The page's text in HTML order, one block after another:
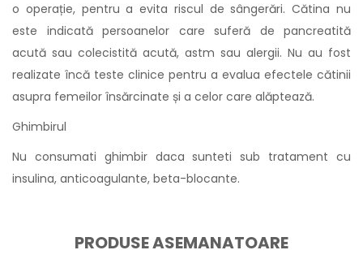
o operație, pentru a evita riscul de sângerări. Cătina nu
este indicată persoanelor care suferă de pancreatită
acută sau colecistită acută, astm sau alergii. Nu au fost
realizate încă teste clinice pentru a evalua efectele cătinii
asupra femeilor însărcinate și a celor care alăptează.
Ghimbirul
Nu consumati ghimbir daca sunteti sub tratament cu
insulina, anticoagulante, beta-blocante.
PRODUSE ASEMANATOARE